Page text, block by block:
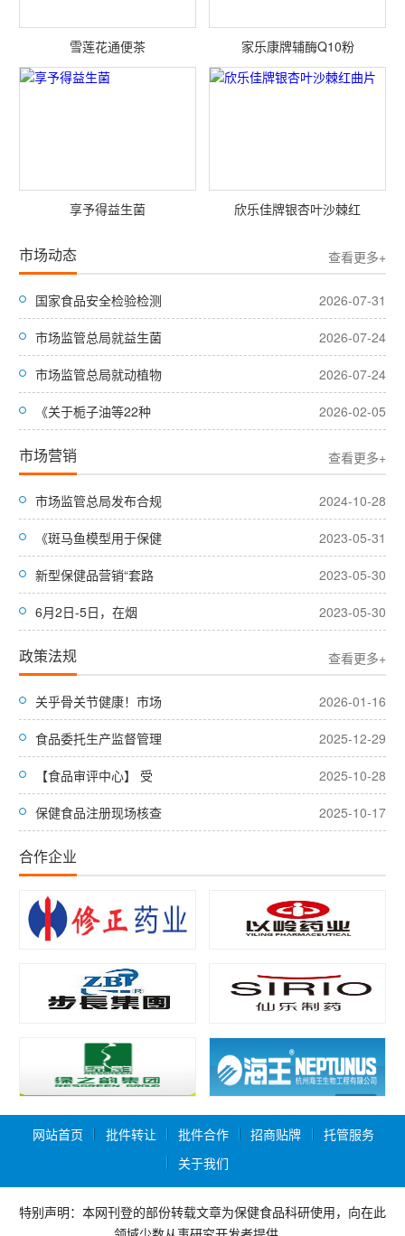
雪莲花通便茶 家乐康牌辅酶Q10粉
享予得益生菌 欣乐佳牌银杏叶沙棘红
市场动态 查看更多+
国家食品安全检验检测 2026-07-31
市场监管总局就益生菌 2026-07-24
市场监管总局就动植物 2026-07-24
《关于栀子油等22种 2026-02-05
市场营销 查看更多+
市场监管总局发布合规 2024-10-28
《斑马鱼模型用于保健 2023-05-31
新型保健品营销“套路 2023-05-30
6月2日-5日，在烟 2023-05-30
政策法规 查看更多+
关乎骨关节健康！市场 2026-01-16
食品委托生产监督管理 2025-12-29
【食品审评中心】 受 2025-10-28
保健食品注册现场核查 2025-10-17
合作企业
网站首页 批件转让 批件合作 招商贴牌
托管服务
关于我们
特别声明：本网刊登的部份转载文章为保健食品科研使用，向在此